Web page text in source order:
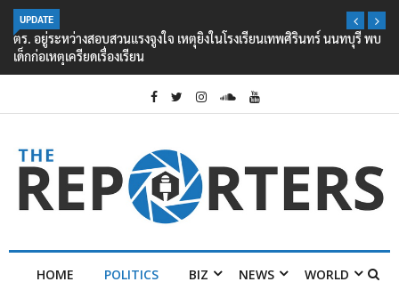
UPDATE
ตร. อยู่ระหว่างสอบสวนแรงจูงใจ เหตุยิงในโรงเรียนเทพศิรินทร์ นนทบุรี พบ
เด็กก่อเหตุเครียดเรื่องเรียน
HOME POLITICS BIZ NEWS WORLD